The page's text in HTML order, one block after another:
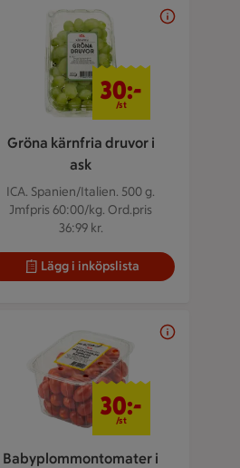
Gröna kärnfria druvor i
ask
ICA. Spanien/Italien. 500 g.
Jmfpris 60:00/kg. Ord.pris
36:99 kr.
30 kr/st
30:-
/st
Lägg i inköpslista
Babyplommontomater i
30 kr/st
30:-
/st